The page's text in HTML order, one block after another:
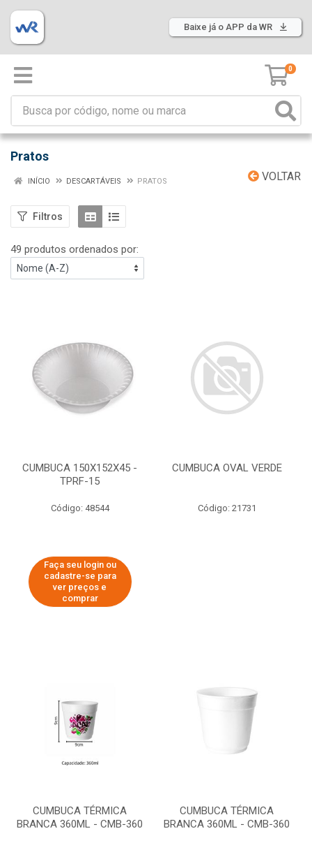
Baixe já o APP da WR
0
Pratos
VOLTAR
INÍCIO DESCARTÁVEIS PRATOS
Filtros
49 produtos ordenados por:
CUMBUCA 150X152X45 -
TPRF-15
Código: 48544
Faça seu login ou
cadastre-se para
ver preços e
comprar
CUMBUCA OVAL VERDE
Código: 21731
CUMBUCA TÉRMICA
BRANCA 360ML - CMB-360
CUMBUCA TÉRMICA
BRANCA 360ML - CMB-360